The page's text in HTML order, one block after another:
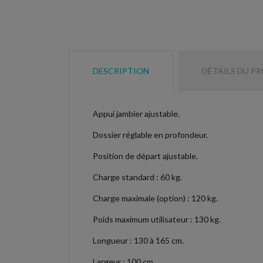
DESCRIPTION DÉTAILS DU
Appui jambier ajustable.
Dossier réglable en profondeur.
Position de départ ajustable.
Charge standard : 60 kg.
Charge maximale (option) : 120 kg.
Poids maximum utilisateur : 130 kg.
Longueur : 130 à 165 cm.